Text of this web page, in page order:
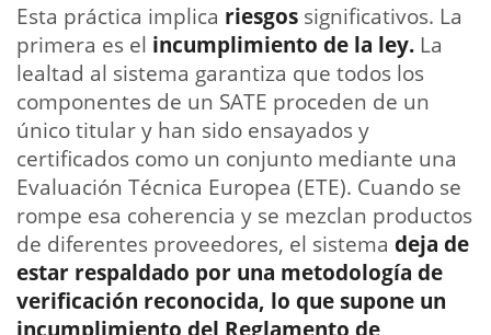
Esta práctica implica riesgos significativos. La
primera es el incumplimiento de la ley. La
lealtad al sistema garantiza que todos los
componentes de un SATE proceden de un
único titular y han sido ensayados y
certificados como un conjunto mediante una
Evaluación Técnica Europea (ETE). Cuando se
rompe esa coherencia y se mezclan productos
de diferentes proveedores, el sistema deja de
estar respaldado por una metodología de
verificación reconocida, lo que supone un
incumplimiento del Reglamento de